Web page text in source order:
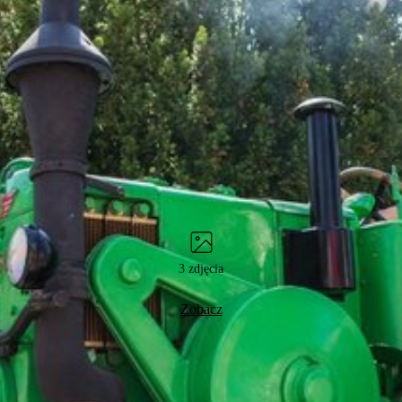
3 zdjęcia
Zobacz